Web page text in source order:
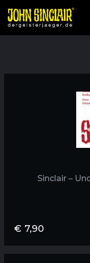
Sinclair –
€ 7,90